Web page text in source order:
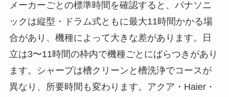
メーカーごとの標準時間を確認すると、パナソニ
ックは縦型・ドラム式ともに最大11時間かかる場
合があり、機種によって大きな差があります。日
立は3〜11時間の枠内で機種ごとにばらつきがあり
ます。シャープは槽クリーンと槽洗浄でコースが
異なり、所要時間も変わります。アクア・Haier・